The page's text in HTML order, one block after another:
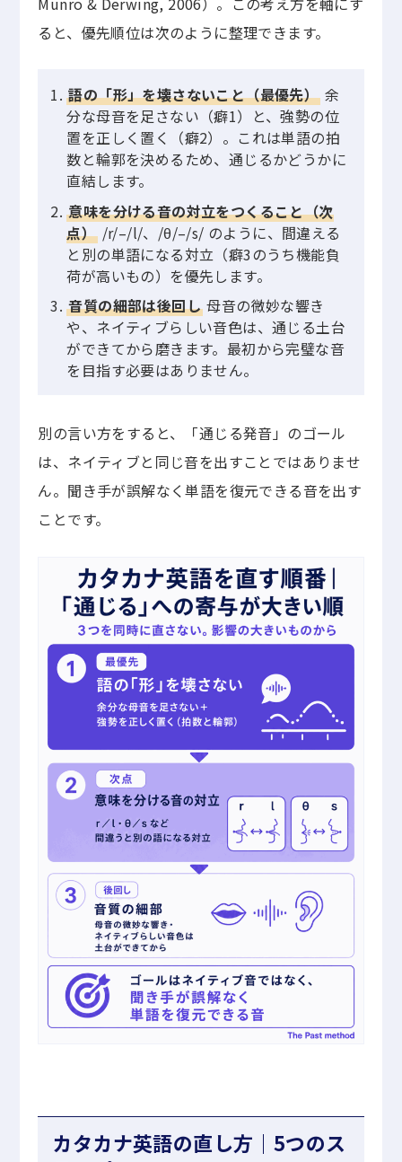
ると、優先順位は次のように整理できます。
語の「形」を壊さないこと（最優先） 余
分な母音を足さない（癖1）と、強勢の位
置を正しく置く（癖2）。これは単語の拍
数と輪郭を決めるため、通じるかどうかに
直結します。
意味を分ける音の対立をつくること（次
点） /r/–/l/、/θ/–/s/ のように、間違える
と別の単語になる対立（癖3のうち機能負
荷が高いもの）を優先します。
音質の細部は後回し 母音の微妙な響き
や、ネイティブらしい音色は、通じる土台
ができてから磨きます。最初から完璧な音
を目指す必要はありません。
別の言い方をすると、「通じる発音」のゴール
は、ネイティブと同じ音を出すことではありませ
ん。聞き手が誤解なく単語を復元できる音を出す
ことです。
カタカナ英語の直し方｜5つのス